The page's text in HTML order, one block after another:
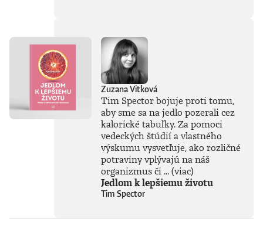
sú často
nekonvenčné –
ChatGPT a
generatívnu AI
vníma len ako
najnovšiu kapitolu
v dlhom príbehu a
tvrdí, že sme stále
iba na začiatku
Naznačuje, že
technológie, ktoré
ešte neboli ani
životy v 30. rokoch
Zuzana Vitková
Tim Spector bojuje proti tomu,
aby sme sa na jedlo pozerali cez
kalorické tabuľky. Za pomoci
vedeckých štúdií a vlastného
výskumu vysvetľuje, ako rozličné
potraviny vplývajú na náš
organizmus či ...(viac)
Jedlom k lepšiemu životu
Tim Spector